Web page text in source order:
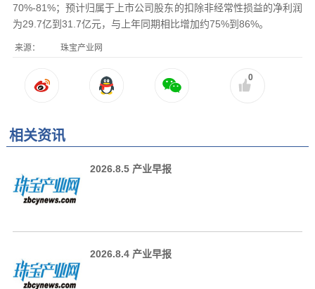
70%-81%；预计归属于上市公司股东的扣除非经常性损益的净利润
为29.7亿到31.7亿元，与上年同期相比增加约75%到86%。
来源： 珠宝产业网
0
相关资讯
2026.8.5 产业早报
2026.8.4 产业早报